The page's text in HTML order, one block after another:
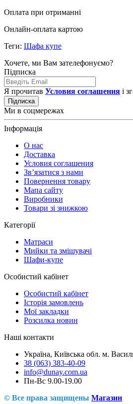
Оплата при отриманні
Онлайн-оплата картою
Теги: Шафа купе
Хочете, ми Вам зателефонуємо?
Підписка
Я прочитав Условия соглашения і
Підписка
Ми в соцмережах
Інформація
О нас
Доставка
Условия соглашения
Зв’язатися з нами
Повернення товару
Мапа сайту
Виробники
Товари зі знижкою
Категорії
Матраси
Мийки та змішувачі
Шафи-купе
Особистий кабінет
Особистий кабінет
Історія замовлень
Мої закладки
Розсилка новин
Наші контакти
Україна, Київська обл. м.
38 (063) 383-40-09
info@dunay.com.ua
Пн-Вс 9.00-19.00
© Все права защищены Магазин